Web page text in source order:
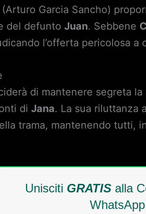
(Arturo Garcia Sancho)
del defuntoJuan. Sebbene
l’offerta pericolosa a
di mantenere segreta
diJana. La sua riluttanza
trama, mantenendo tutti,
Unisciti GRATIS alla